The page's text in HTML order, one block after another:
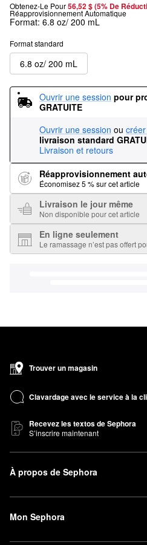
Obtenez-Le Pour56,52 $ (5% De
Réapprovisionnement Automatique
Format: 6.8 oz/ 200 mL
Format standard
6.8 oz/ 200 mL
Ouvrir une session pour
GRATUITE
Ouvrir une session ou
livraison standard
Livraison et retours
Réapprovisionnement
Économisez 5 % sur cet article
Livraison le jour même
Non disponible pour cet article
En ligne seulement
Le ramassage n’est pas offert
Trouver un magasin
Clavardage avec le service à la
Recevez les textos de Sephora
S’inscrire maintenant
À propos de Sephora
Mon Sephora